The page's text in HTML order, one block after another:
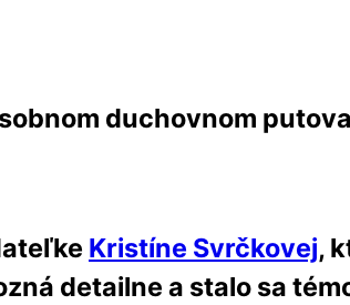
duchovnom
Kristíne Svrčkovej,
detailne a stalo sa